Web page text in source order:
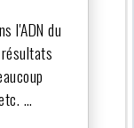
l'ADN du
…